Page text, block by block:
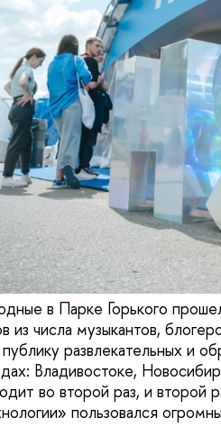
в Парке Горького
из числа музыкантов,
развлекательных и
Владивостоке,
во второй раз, и
пользовался